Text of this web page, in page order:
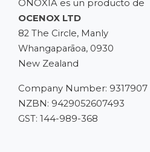
ONOXIA es un producto de
OCENOX LTD
82 The Circle, Manly
Whangaparāoa, 0930
New Zealand
Company Number: 9317907
NZBN: 9429052607493
GST: 144-989-368